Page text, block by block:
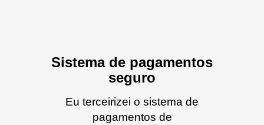
Sistema de pagamentos
seguro
Eu terceirizei o sistema de
pagamentos de